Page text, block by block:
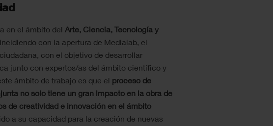
en el ámbito del Arte, Ciencia, Tecnología y
con la apertura de Medialab, el
con el objetivo de desarrollar
junto con expertos/as del ámbito científico y
ámbito de trabajo es que el proceso de
no solo tiene un gran impacto en la obra de
de creatividad e innovación en el ámbito
a su capacidad para la creación de nuevas